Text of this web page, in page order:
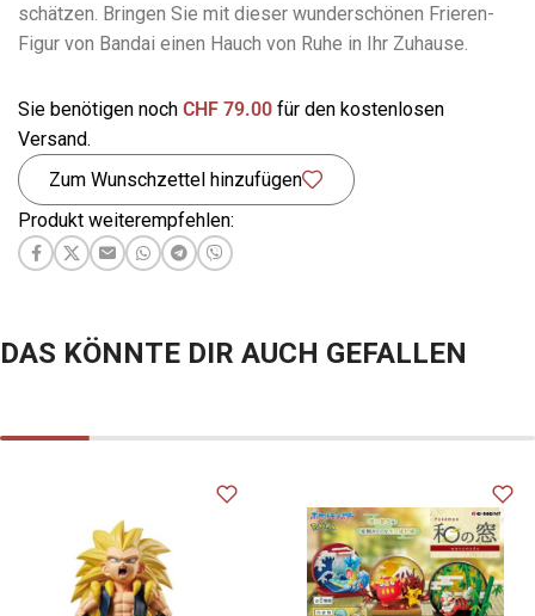
schätzen. Bringen Sie mit dieser wunderschönen Frieren-
Figur von Bandai einen Hauch von Ruhe in Ihr Zuhause.
Sie benötigen noch CHF 79.00 für den kostenlosen
Versand.
Zum Wunschzettel hinzufügen
Produkt weiterempfehlen:
DAS KÖNNTE DIR AUCH GEFALLEN